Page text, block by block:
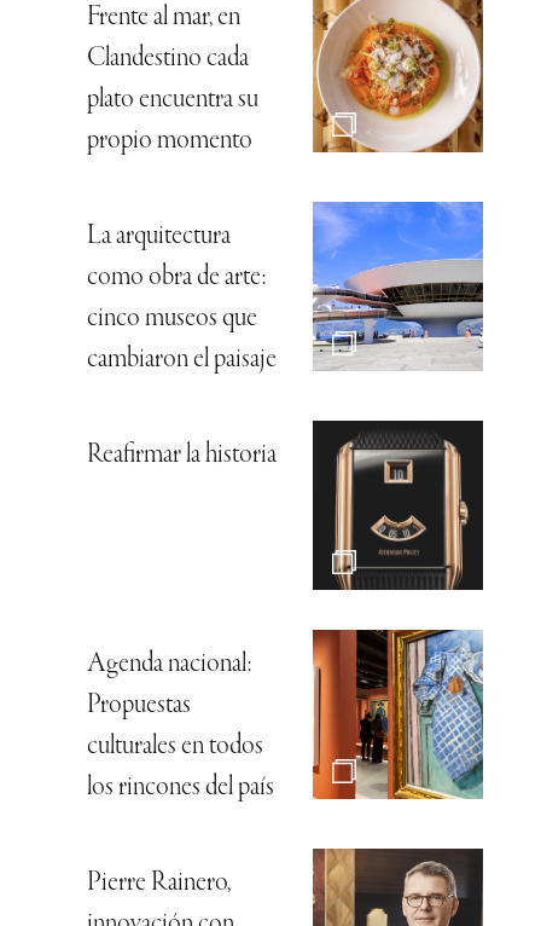
Frente al mar, en
Clandestino cada
plato encuentra su
propio momento
La arquitectura
como obra de arte:
cinco museos que
cambiaron el paisaje
Reafirmar la historia
Agenda nacional:
Propuestas
culturales en todos
los rincones del país
Pierre Rainero,